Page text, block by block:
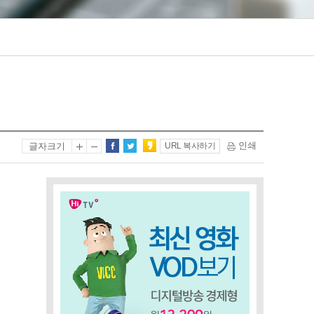
글자크기 URL 복사하기 인쇄